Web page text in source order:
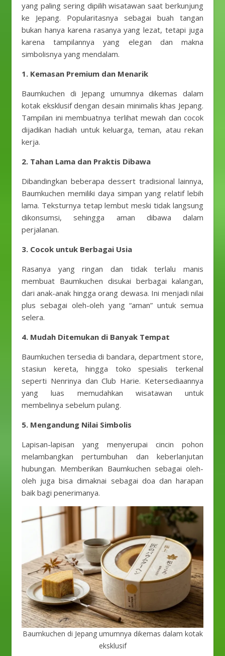
yang paling sering dipilih wisatawan saat berkunjung
ke Jepang. Popularitasnya sebagai buah tangan
bukan hanya karena rasanya yang lezat, tetapi juga
karena tampilannya yang elegan dan makna
simbolisnya yang mendalam.
1. Kemasan Premium dan Menarik
Baumkuchen di Jepang umumnya dikemas dalam
kotak eksklusif dengan desain minimalis khas Jepang.
Tampilan ini membuatnya terlihat mewah dan cocok
dijadikan hadiah untuk keluarga, teman, atau rekan
kerja.
2. Tahan Lama dan Praktis Dibawa
Dibandingkan beberapa dessert tradisional lainnya,
Baumkuchen memiliki daya simpan yang relatif lebih
lama. Teksturnya tetap lembut meski tidak langsung
dikonsumsi, sehingga aman dibawa dalam
perjalanan.
3. Cocok untuk Berbagai Usia
Rasanya yang ringan dan tidak terlalu manis
membuat Baumkuchen disukai berbagai kalangan,
dari anak-anak hingga orang dewasa. Ini menjadi nilai
plus sebagai oleh-oleh yang “aman” untuk semua
selera.
4. Mudah Ditemukan di Banyak Tempat
Baumkuchen tersedia di bandara, department store,
stasiun kereta, hingga toko spesialis terkenal
seperti Nenrinya dan Club Harie. Ketersediaannya
yang luas memudahkan wisatawan untuk
membelinya sebelum pulang.
5. Mengandung Nilai Simbolis
Lapisan-lapisan yang menyerupai cincin pohon
melambangkan pertumbuhan dan keberlanjutan
hubungan. Memberikan Baumkuchen sebagai oleh-
oleh juga bisa dimaknai sebagai doa dan harapan
baik bagi penerimanya.
Baumkuchen di Jepang umumnya dikemas dalam kotak
eksklusif